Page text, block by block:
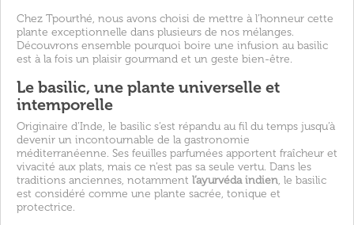
Chez Tpourthé, nous avons choisi de mettre à l’honneur cette
plante exceptionnelle dans plusieurs de nos mélanges.
Découvrons ensemble pourquoi boire une infusion au basilic
est à la fois un plaisir gourmand et un geste bien-être.
Le basilic, une plante universelle et
intemporelle
Originaire d’Inde, le basilic s’est répandu au fil du temps jusqu’à
devenir un incontournable de la gastronomie
méditerranéenne. Ses feuilles parfumées apportent fraîcheur et
vivacité aux plats, mais ce n’est pas sa seule vertu. Dans les
traditions anciennes, notamment l’ayurvéda indien, le basilic
est considéré comme une plante sacrée, tonique et
protectrice.